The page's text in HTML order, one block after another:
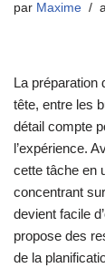
par Maxime
La préparation
tête, entre les
détail compte
l’expérience.
cette tâche en
concentrant
devient facile
propose des
de la